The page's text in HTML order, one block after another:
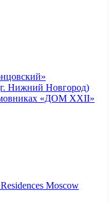
Нижний Новгород)
«ДОМ XXII»
Moscow